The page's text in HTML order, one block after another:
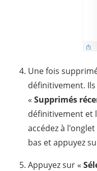
Une fois
définitivement.
« Supprimés
définitivement et
accédez à l'onglet
bas et appuyez
Appuyez sur «